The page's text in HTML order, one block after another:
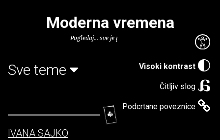
Visoki kontrast
Čitljiv slog
Podcrtane poveznice
Moderna vremena
Pogledaj... sve je puno knjiga.
Sve teme
IVANA SAJKO